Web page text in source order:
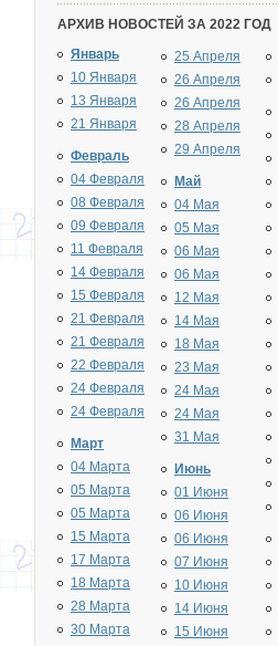
АРХИВ НОВОСТЕЙ ЗА 2022 ГОД
Январь
10 Января
13 Января
21 Января
Февраль
04 Февраля
08 Февраля
09 Февраля
11 Февраля
14 Февраля
15 Февраля
21 Февраля
21 Февраля
22 Февраля
24 Февраля
24 Февраля
Март
04 Марта
05 Марта
05 Марта
15 Марта
17 Марта
18 Марта
28 Марта
30 Марта
25 Апреля
26 Апреля
26 Апреля
28 Апреля
29 Апреля
Май
04 Мая
05 Мая
06 Мая
06 Мая
12 Мая
14 Мая
18 Мая
23 Мая
24 Мая
24 Мая
31 Мая
Июнь
01 Июня
06 Июня
06 Июня
07 Июня
10 Июня
14 Июня
15 Июня